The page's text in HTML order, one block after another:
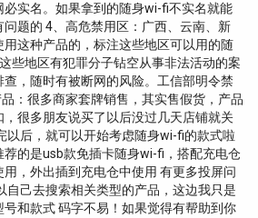
实名。如果拿到的随身wi-fi不实名就能
题的 4、高危禁用区：广西、云南、新
这种产品的，标注这些地区可以用的随
些地区有犯罪分子钻空从事非法活动的案
，随时有被断网的风险。工信部明令禁
：很多商家套牌销售，其实售假货，产品
很多朋友说买了以后没过几天店铺就关
以后，就可以开始考虑随身wi-fi的款式啦
的是usb款免插卡随身wi-fi，搭配充电仓
，外出插到充电仓中使用 有更多投屏问
自己去搜索相关类型的产品，这边我只是
和款式 码字不易！如果觉得有帮助到你